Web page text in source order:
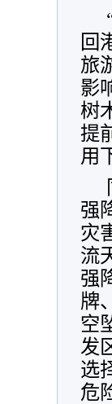
回
旅
影
树
提
用
强
灾
流
强
牌
空
发
选
危